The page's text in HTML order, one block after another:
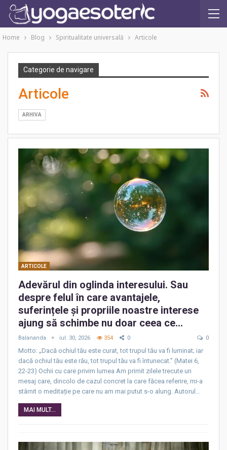
Home Blog Spiritualitate universală Articole
Categorie de navigare
Articole
ARHIVA
ARTICOLE
Adevărul din oglinda interesului. Sau
despre felul în care avantajele,
suferințele și propriile noastre interese
ajung să schimbe nu doar ceea ce…
Balananda iul. 30, 2026 354 0 0
Motto: „Dacă ochiul tău este curat, tot trupul tău va fi luminat; iar
dacă ochiul tău este rău, tot trupul tău va fi întunecat.” (Matei 6,
22-23) Ochii cu care privim lumea Am primit zilele trecute un
mesaj care, dincolo de cazul concret la care făcea referire, mi-a
stârnit o meditație pe care nu am mai putut s-o alung. Autorul…
MAI MULT...